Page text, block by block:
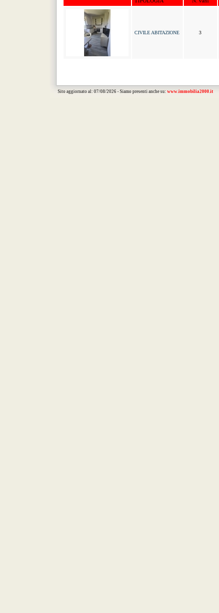
CIVILE ABITAZIONE 3
Sito aggiornato al: 07/08/2026 - Siamo presenti anche su: www.immobilia2000.it